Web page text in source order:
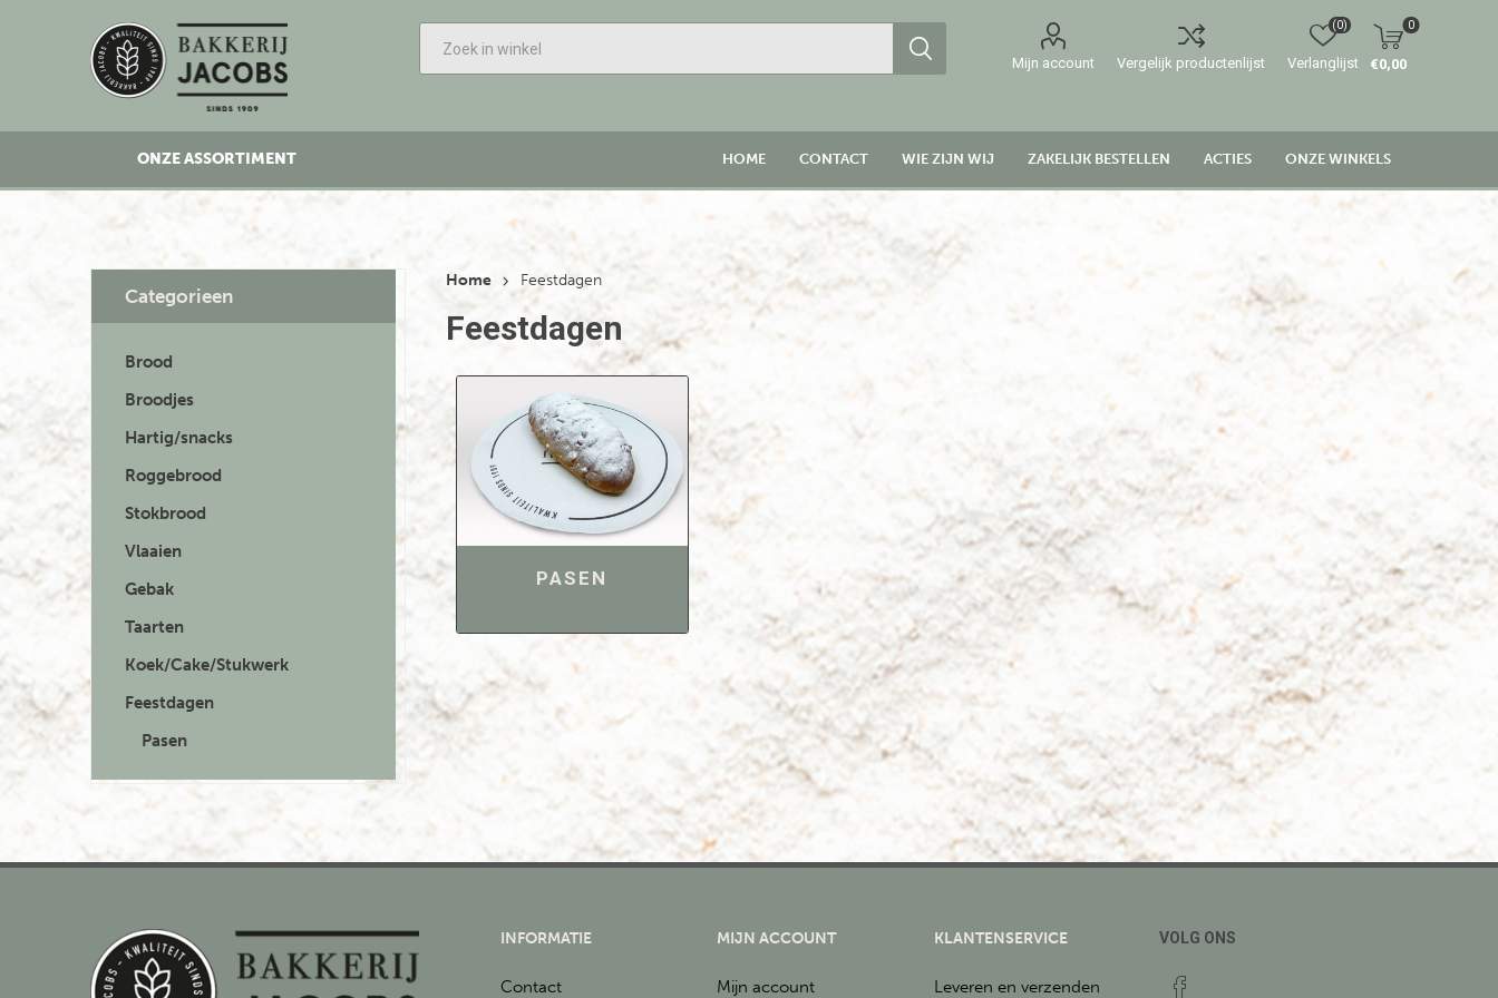
Mijn account Vergelijk productenlijst Verlanglijst
(0) 0
€0,00
ONZE ASSORTIMENT HOME CONTACT WIE ZIJN WIJ ZAKELIJK BESTELLEN ACTIES ONZE WINKELS
Home Feestdagen
Feestdagen
PASEN
Categorieen
Brood
Broodjes
Hartig/snacks
Roggebrood
Stokbrood
Vlaaien
Gebak
Taarten
Koek/Cake/Stukwerk
Feestdagen
Pasen
INFORMATIE
Contact
MIJN ACCOUNT
Mijn account
KLANTENSERVICE
Leveren en verzenden
VOLG ONS